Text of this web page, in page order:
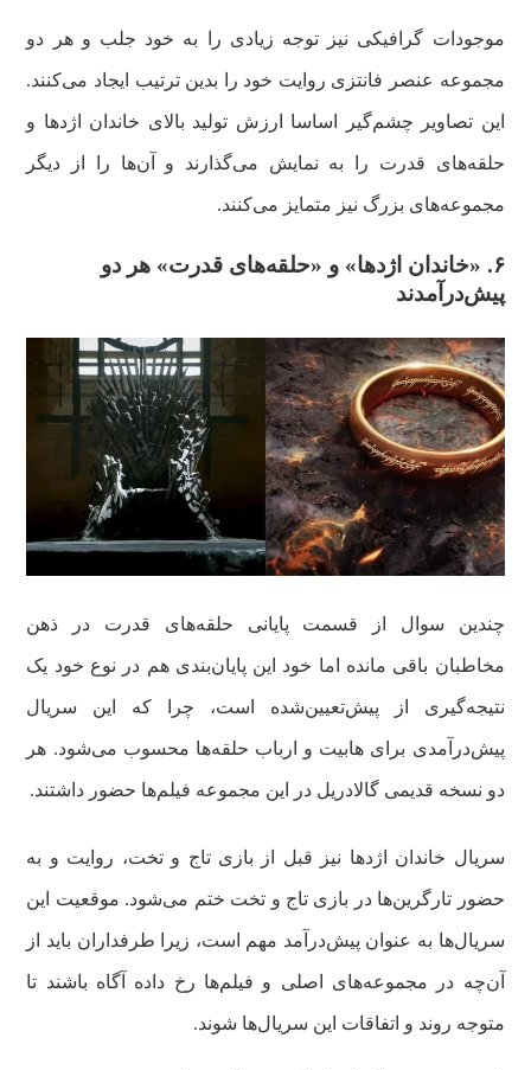
موجودات گرافیکی نیز توجه زیادی را به خود جلب و هر دو
مجموعه عنصر فانتزی روایت خود را بدین ترتیب ایجاد می‌کنند.
این تصاویر چشم‌گیر اساسا ارزش تولید بالای خاندان اژدها و
حلقه‌های قدرت را به نمایش می‌گذارند و آن‌ها را از دیگر
مجموعه‌های بزرگ‌ نیز متمایز می‌کنند.
۶. «
خاندان اژدها» و «حلقه‌های قدرت» هر دو
پیش‌درآمدند
چندین سوال از قسمت پایانی حلقه‌های قدرت در ذهن
مخاطبان باقی مانده اما خود این پایان‌بندی هم در نوع خود یک
نتیجه‌گیری از پیش‌تعیین‌شده است، چرا که این سریال
پیش‌درآمدی برای هابیت و ارباب حلقه‌ها محسوب می‌شود. هر
دو نسخه قدیمی گالادریل در این مجموعه فیلم‌ها حضور داشتند.
سریال خاندان‌ اژدها نیز قبل از بازی تاج و تخت، روایت و به
حضور تارگرین‌ها در بازی تاج و تخت ختم می‌شود. موقعیت این
سریال‌ها به عنوان پیش‌درآمد مهم است، زیرا طرفداران باید از
آن‌چه در مجموعه‌های اصلی و فیلم‌ها رخ داده آگاه باشند تا
متوجه روند و اتفاقات این سریال‌ها شوند.